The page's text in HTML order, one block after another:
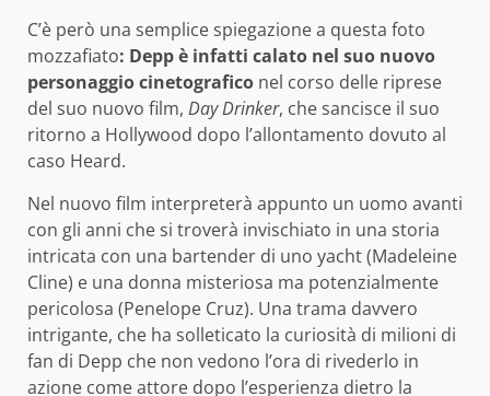
C’è però una semplice spiegazione a questa foto
mozzafiato: Depp è infatti calato nel suo nuovo
personaggio cinetografico nel corso delle riprese
del suo nuovo film, Day Drinker, che sancisce il suo
ritorno a Hollywood dopo l’allontamento dovuto al
caso Heard.
Nel nuovo film interpreterà appunto un uomo avanti
con gli anni che si troverà invischiato in una storia
intricata con una bartender di uno yacht (Madeleine
Cline) e una donna misteriosa ma potenzialmente
pericolosa (Penelope Cruz). Una trama davvero
intrigante, che ha solleticato la curiosità di milioni di
fan di Depp che non vedono l’ora di rivederlo in
azione come attore dopo l’esperienza dietro la